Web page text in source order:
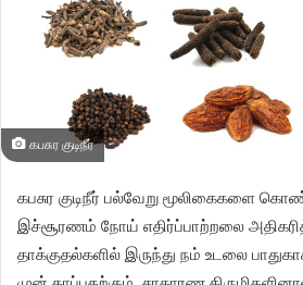
கபசுர குடிநீர்
கபசுர குடிநீர் பல்வேறு மூலிகைகளை
இச்சூரணம் நோய் எதிர்ப்பாற்றலை
தாக்குதல்களில் இருந்து நம் உடலை